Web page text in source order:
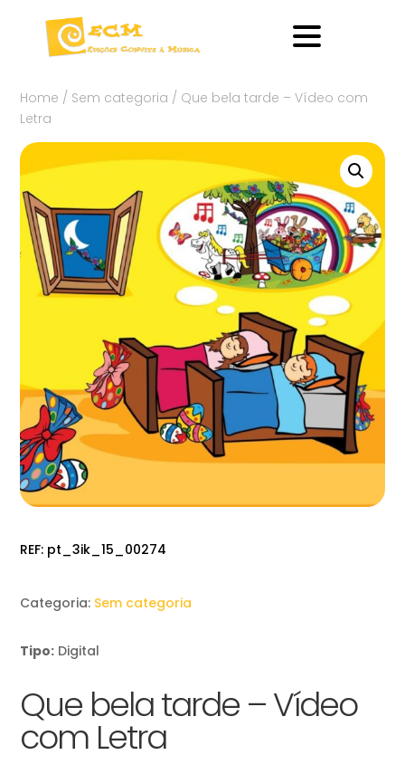
Home / Sem categoria / Que bela tarde – Vídeo com
Letra
REF: pt_3ik_15_00274
Categoria: Sem categoria
Tipo: Digital
Que bela tarde – Vídeo
com Letra